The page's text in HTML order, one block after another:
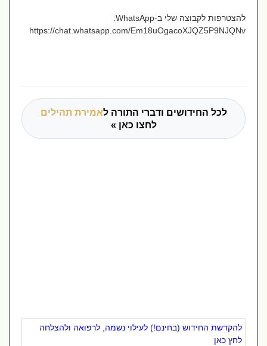
‏להצטרפות לקבוצה שלי ב-‏WhatsApp‏:
https://chat.whatsapp.com/Em18uOgacoXJQZ5P9NJQNv
לכל החידושים ודברי התורה לאמירת תהילים
לחצו כאן »
להקדשת החידוש (בחינם!) לעילוי נשמה, לרפואה ולהצלחה
לחץ כאן